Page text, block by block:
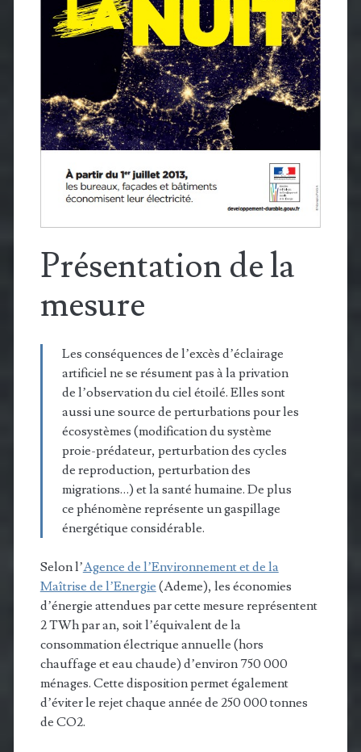
Présentation de la
mesure
Les conséquences de l’excès d’éclairage
artificiel ne se résument pas à la privation
de l’observation du ciel étoilé. Elles sont
aussi une source de perturbations pour les
écosystèmes (modification du système
proie-prédateur, perturbation des cycles
de reproduction, perturbation des
migrations…) et la santé humaine. De plus
ce phénomène représente un gaspillage
énergétique considérable.
Selon l’Agence de l’Environnement et de la
Maîtrise de l’Energie (Ademe), les économies
d’énergie attendues par cette mesure représentent
2 TWh par an, soit l’équivalent de la
consommation électrique annuelle (hors
chauffage et eau chaude) d’environ 750 000
ménages. Cette disposition permet également
d’éviter le rejet chaque année de 250 000 tonnes
de CO2.